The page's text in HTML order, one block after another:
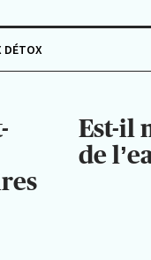
DÉTOX
Est-il
de